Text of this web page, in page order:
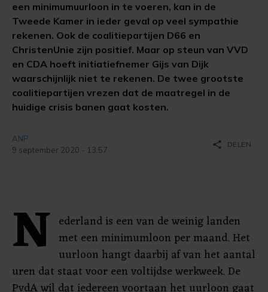
een minimumuurloon in te voeren, kan in de
Tweede Kamer in ieder geval op veel sympathie
rekenen. Ook de coalitiepartijen D66 en
ChristenUnie zijn positief. Maar op steun van VVD
en CDA hoeft initiatiefnemer Gijs van Dijk
waarschijnlijk niet te rekenen. De twee grootste
coalitiepartijen vrezen dat de maatregel in de
huidige crisis banen gaat kosten.
ANP
9 september 2020 - 13:57
share DELEN
N ederland is een van de weinig landen
met een minimumloon per maand. Het
uurloon hangt daarbij af van het aantal
uren dat staat voor een voltijdse werkweek. De